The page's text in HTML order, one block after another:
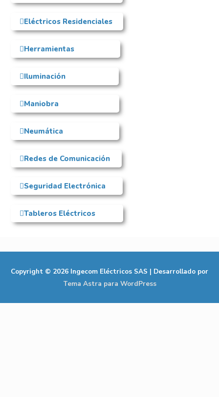
Eléctricos Residenciales
Herramientas
Iluminación
Maniobra
Neumática
Redes de Comunicación
Seguridad Electrónica
Tableros Eléctricos
Copyright © 2026 Ingecom Eléctricos SAS | Desarrollado por
Tema Astra para WordPress